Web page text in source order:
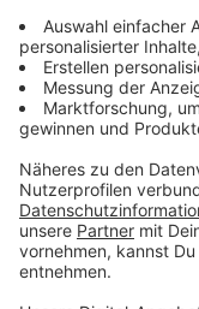
Die gute
betroffenen
stattfinden, indem
bereits in der
Hallen auch neu
Anzeige